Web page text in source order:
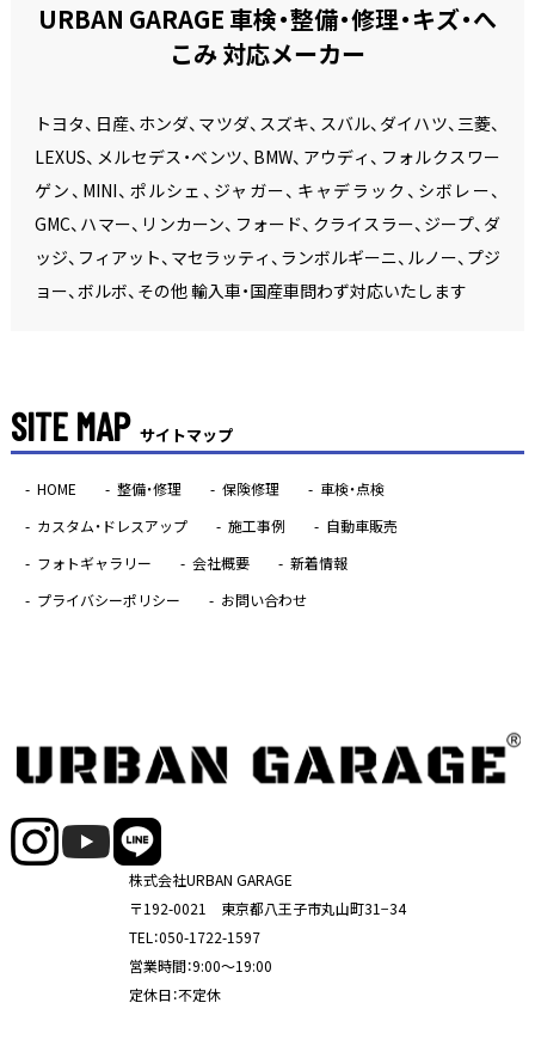
URBAN GARAGE 車検・整備・修理・キズ・へ
こみ 対応メーカー
トヨタ、日産、ホンダ、マツダ、スズキ、スバル、ダイハツ、三菱、
LEXUS、メルセデス・ベンツ、BMW、アウディ、フォルクスワー
ゲン、MINI、ポルシェ、ジャガー、キャデラック、シボレー、
GMC、ハマー、リンカーン、フォード、クライスラー、ジープ、ダ
ッジ、フィアット、マセラッティ、ランボルギーニ、ルノー、プジ
ョー、ボルボ、その他 輸入車・国産車問わず対応いたします
SITE MAP サイトマップ
HOME 整備・修理 保険修理
車検・点検
カスタム・ドレスアップ
施工事例
自動車販売
フォトギャラリー
会社概要
新着情報
プライバシーポリシー
お問い合わせ
株式会社URBAN GARAGE
〒192-0021 東京都八王子市丸山町31−34
TEL：050-1722-1597
営業時間：9:00～19:00
定休日：不定休